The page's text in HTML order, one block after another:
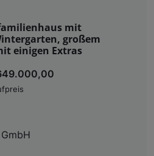
mit
großem
einigen Extras